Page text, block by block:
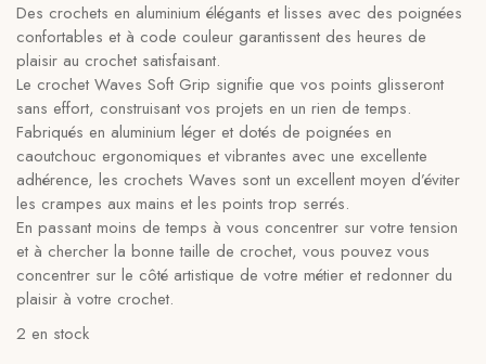
Des crochets en aluminium élégants et lisses avec des poignées
confortables et à code couleur garantissent des heures de
plaisir au crochet satisfaisant.
Le crochet Waves Soft Grip signifie que vos points glisseront
sans effort, construisant vos projets en un rien de temps.
Fabriqués en aluminium léger et dotés de poignées en
caoutchouc ergonomiques et vibrantes avec une excellente
adhérence, les crochets Waves sont un excellent moyen d’éviter
les crampes aux mains et les points trop serrés.
En passant moins de temps à vous concentrer sur votre tension
et à chercher la bonne taille de crochet, vous pouvez vous
concentrer sur le côté artistique de votre métier et redonner du
plaisir à votre crochet.
2 en stock